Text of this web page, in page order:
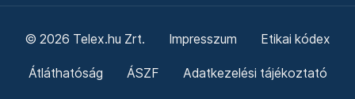
© 2026 Telex.hu Zrt. Impresszum Etikai kódex
Átláthatóság ÁSZF Adatkezelési tájékoztató